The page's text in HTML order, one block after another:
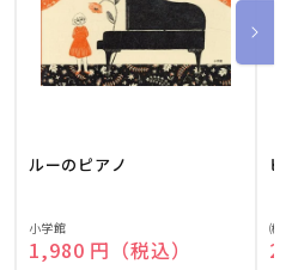
ルーのピアノ
販
売
小学館
通常価格
1,980 円（税込）
ピ
販
売
㈱